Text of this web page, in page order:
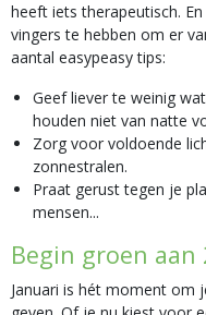
heeft iets therapeutisch.
vingers te hebben om er
aantal easypeasy tips:
Geef liever te weinig
houden niet van natte
Zorg voor voldoende
zonnestralen.
Praat gerust tegen je
mensen...
Begin groen aan
Januari is hét moment om